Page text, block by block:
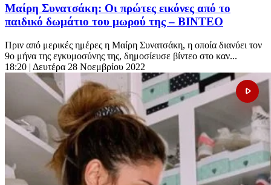
Μαίρη Συνατσάκη: Οι πρώτες εικόνες από το
παιδικό δωμάτιο του μωρού της – ΒΙΝΤΕΟ
Πριν από μερικές ημέρες η Μαίρη Συνατσάκη, η οποία διανύει τον
9ο μήνα της εγκυμοσύνης της, δημοσίευσε βίντεο στο καν...
18:20 | Δευτέρα 28 Νοεμβρίου 2022